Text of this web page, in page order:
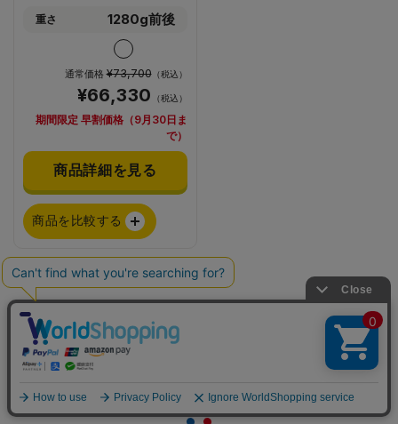
重さ 1280g前後
通常価格¥73,700（税込）
¥66,330 （税込）
期間限定 早割価格（9月30日ま
で）
商品詳細を見る
商品を比較する
ランドセルを条件を
絞って選ぶ
アイテム比較
アイテムを全削除